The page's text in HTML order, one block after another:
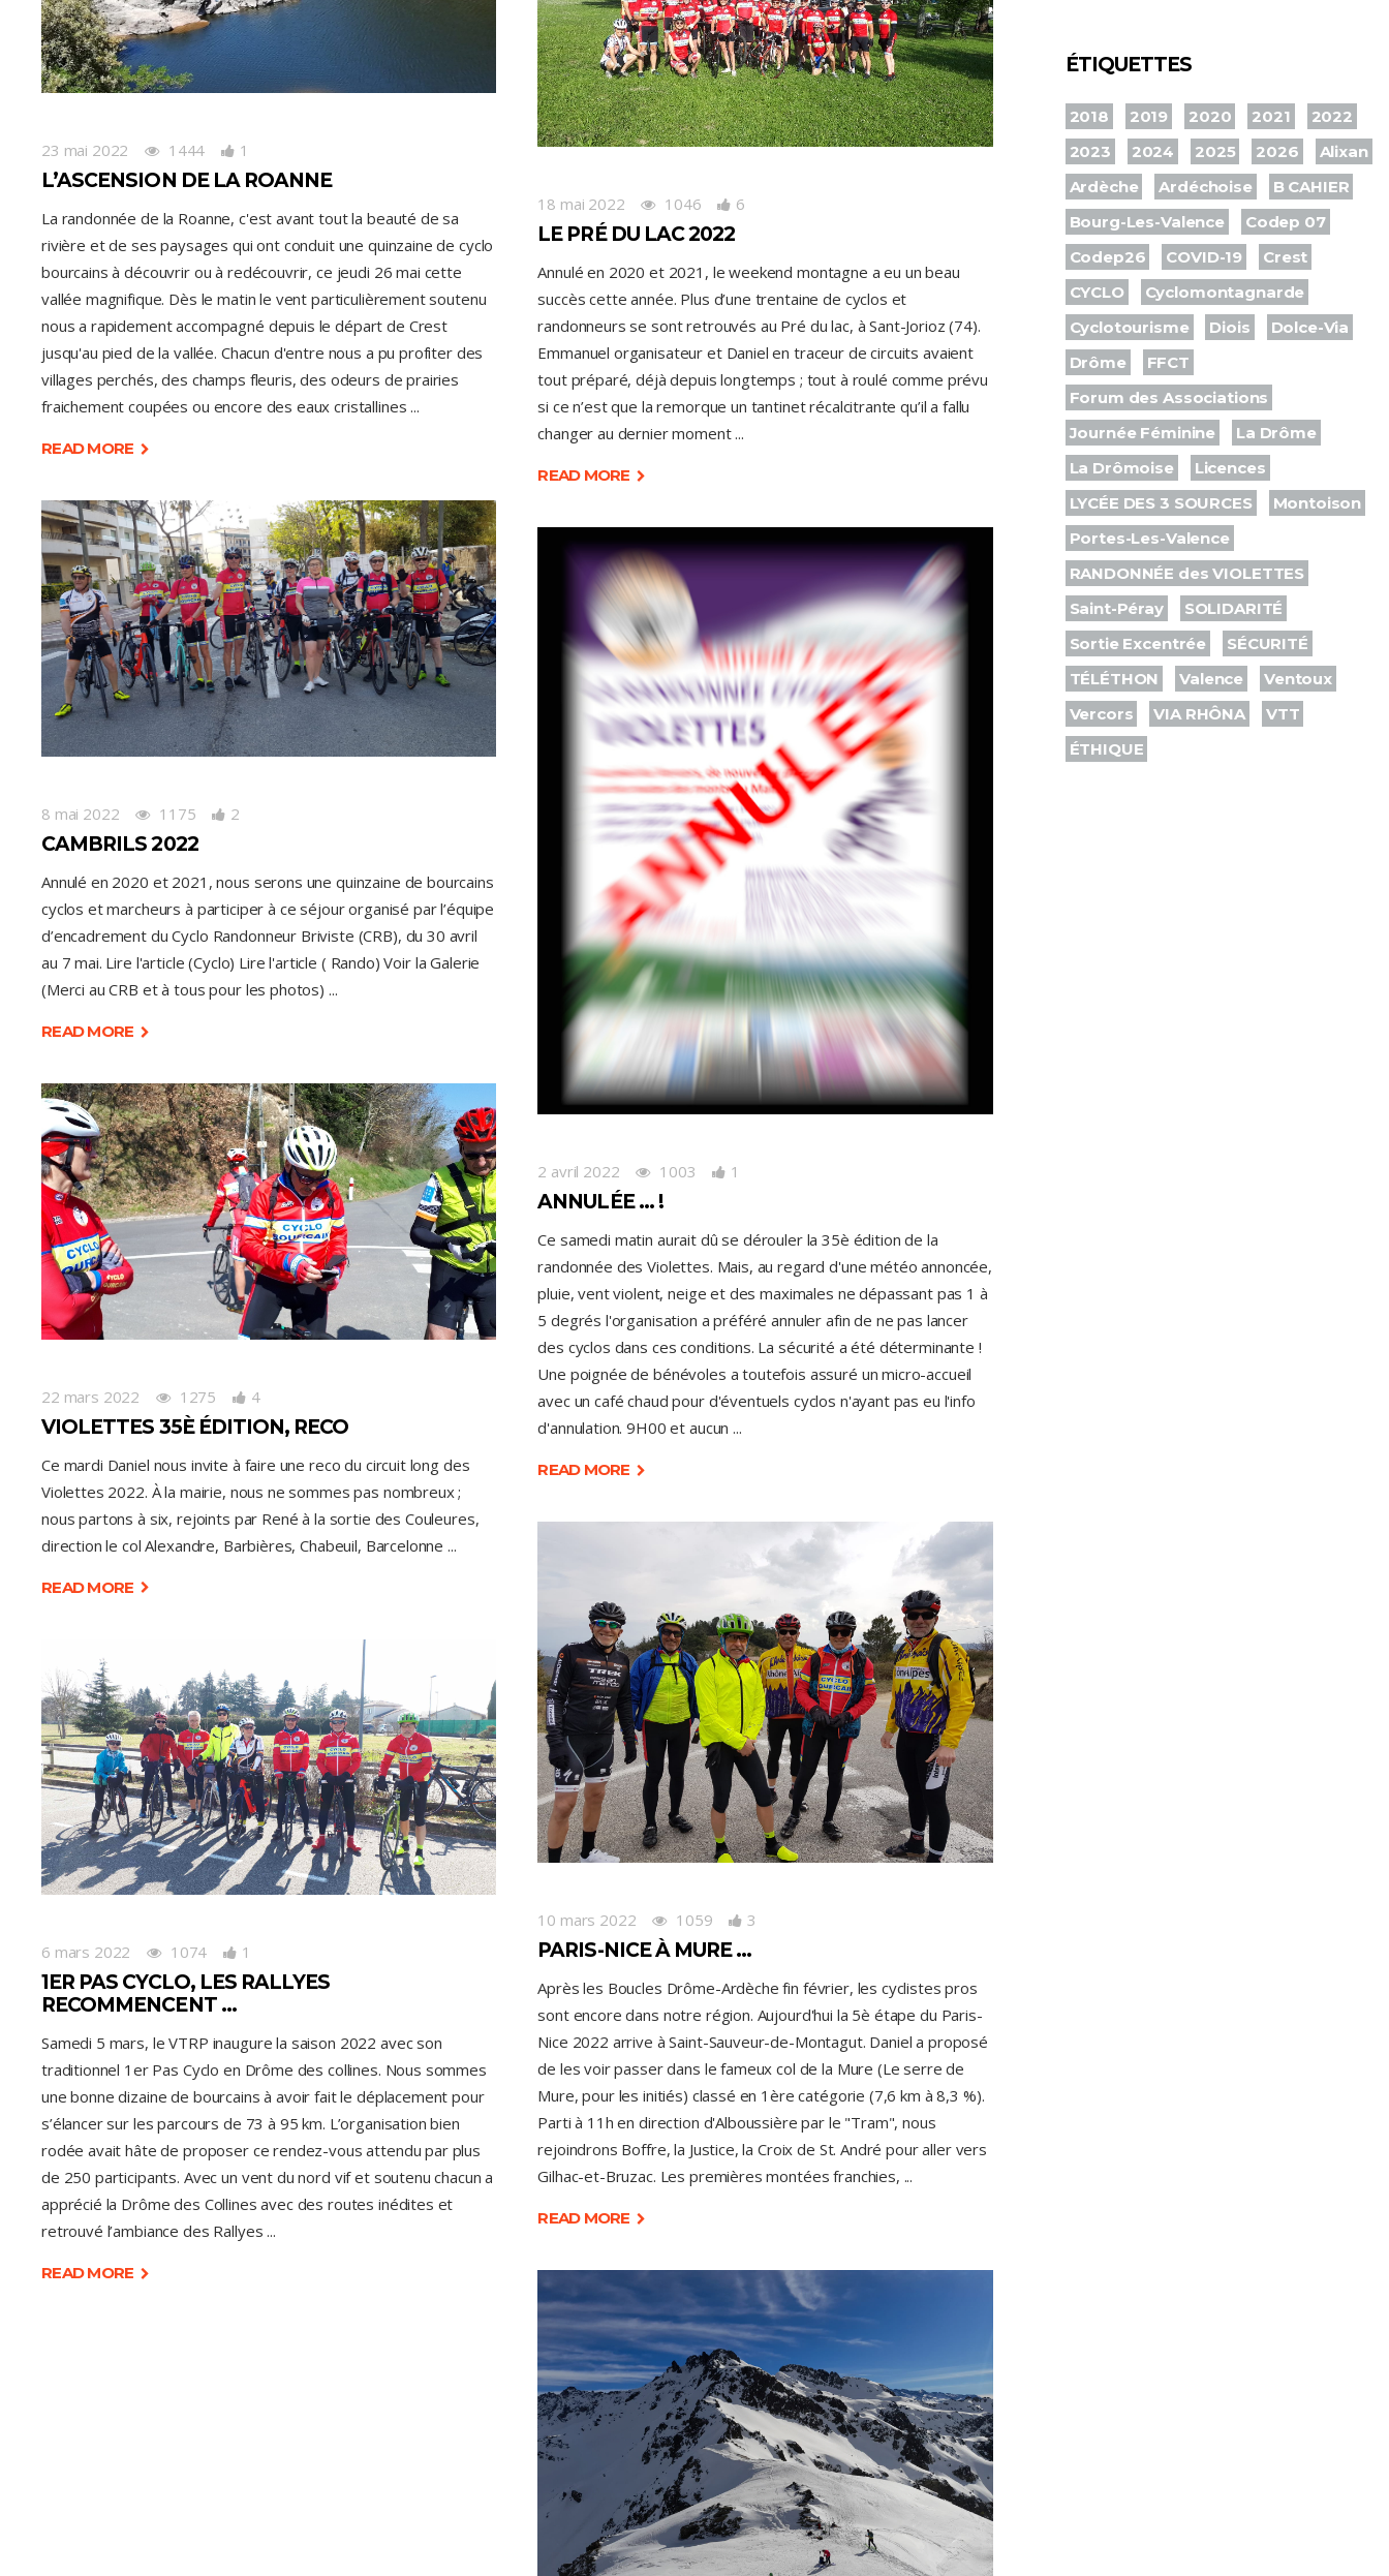
23 mai 2022 1444 1
L’ASCENSION DE LA ROANNE
La randonnée de la Roanne, c'est avant tout la beauté de sa
rivière et de ses paysages qui ont conduit une quinzaine de cyclo
bourcains à découvrir ou à redécouvrir, ce jeudi 26 mai cette
vallée magnifique. Dès le matin le vent particulièrement soutenu
nous a rapidement accompagné depuis le départ de Crest
jusqu'au pied de la vallée. Chacun d'entre nous a pu profiter des
villages perchés, des champs fleuris, des odeurs de prairies
fraichement coupées ou encore des eaux cristallines
READ MORE
18 mai 2022 1046 6
LE PRÉ DU LAC 2022
Annulé en 2020 et 2021, le weekend montagne a eu un beau
succès cette année. Plus d’une trentaine de cyclos et
randonneurs se sont retrouvés au Pré du lac, à Sant-Jorioz (74).
Emmanuel organisateur et Daniel en traceur de circuits avaient
tout préparé, déjà depuis longtemps ; tout à roulé comme prévu
si ce n’est que la remorque un tantinet récalcitrante qu’il a fallu
changer au dernier moment
READ MORE
8 mai 2022 1175 2
CAMBRILS 2022
Annulé en 2020 et 2021, nous serons une quinzaine de bourcains
cyclos et marcheurs à participer à ce séjour organisé par l’équipe
d’encadrement du Cyclo Randonneur Briviste (CRB), du 30 avril
au 7 mai. Lire l'article (Cyclo) Lire l'article ( Rando) Voir la Galerie
(Merci au CRB et à tous pour les photos)
READ MORE
2 avril 2022 1003 1
ANNULÉE … !
Ce samedi matin aurait dû se dérouler la 35è édition de la
randonnée des Violettes. Mais, au regard d'une météo annoncée,
pluie, vent violent, neige et des maximales ne dépassant pas 1 à
5 degrés l'organisation a préféré annuler afin de ne pas lancer
des cyclos dans ces conditions. La sécurité a été déterminante !
Une poignée de bénévoles a toutefois assuré un micro-accueil
avec un café chaud pour d'éventuels cyclos n'ayant pas eu l'info
d'annulation. 9H00 et aucun
READ MORE
22 mars 2022 1275 4
VIOLETTES 35È ÉDITION, RECO
Ce mardi Daniel nous invite à faire une reco du circuit long des
Violettes 2022. À la mairie, nous ne sommes pas nombreux ;
nous partons à six, rejoints par René à la sortie des Couleures,
direction le col Alexandre, Barbières, Chabeuil, Barcelonne
READ MORE
10 mars 2022 1059 3
PARIS-NICE À MURE …
Après les Boucles Drôme-Ardèche fin février, les cyclistes pros
sont encore dans notre région. Aujourd'hui la 5è étape du Paris-
Nice 2022 arrive à Saint-Sauveur-de-Montagut. Daniel a proposé
de les voir passer dans le fameux col de la Mure (Le serre de
Mure, pour les initiés) classé en 1ère catégorie (7,6 km à 8,3 %).
Parti à 11h en direction d'Alboussière par le "Tram", nous
rejoindrons Boffre, la Justice, la Croix de St. André pour aller vers
Gilhac-et-Bruzac. Les premières montées franchies,
READ MORE
6 mars 2022 1074 1
1ER PAS CYCLO, LES RALLYES
RECOMMENCENT …
Samedi 5 mars, le VTRP inaugure la saison 2022 avec son
traditionnel 1er Pas Cyclo en Drôme des collines. Nous sommes
une bonne dizaine de bourcains à avoir fait le déplacement pour
s’élancer sur les parcours de 73 à 95 km. L’organisation bien
rodée avait hâte de proposer ce rendez-vous attendu par plus
de 250 participants. Avec un vent du nord vif et soutenu chacun a
apprécié la Drôme des Collines avec des routes inédites et
retrouvé l’ambiance des Rallyes
READ MORE
ÉTIQUETTES
2018 2019 2020 2021
2022
2023
2024 2025 2026
Alixan
Ardèche
Ardéchoise
B CAHIER
Bourg-Les-Valence
Codep 07
Codep26
COVID-19
Crest
CYCLO
Cyclomontagnarde
Cyclotourisme
Diois
Dolce-Via
Drôme
FFCT
Forum des Associations
Journée Féminine
La Drôme
La Drômoise
Licences
LYCÉE DES 3 SOURCES
Montoison
Portes-Les-Valence
RANDONNÉE des VIOLETTES
Saint-Péray
SOLIDARITÉ
Sortie Excentrée
SÉCURITÉ
TÉLÉTHON
Valence
Ventoux
Vercors
VIA RHÔNA
VTT
ÉTHIQUE